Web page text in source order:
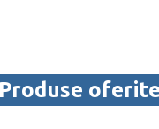
Produse oferite